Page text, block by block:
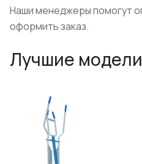
Наши менеджеры помогут
оформить заказ.
Лучшие модели